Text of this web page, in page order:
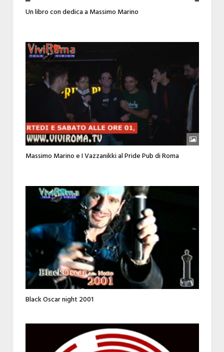
Un libro con dedica a Massimo Marino
Massimo Marino e I Vazzanikki al Pride Pub di Roma
Black Oscar night 2001